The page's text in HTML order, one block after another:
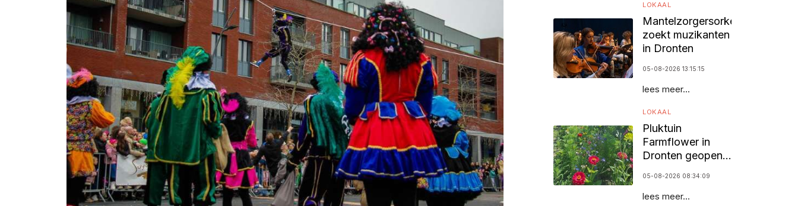
LOKAAL
Mantelzorgersorkest
zoekt muzikanten
in Dronten
05-08-2026 13:15:15
lees meer...
LOKAAL
Pluktuin
Farmflower in
Dronten geopend
05-08-2026 08:34:09
lees meer...